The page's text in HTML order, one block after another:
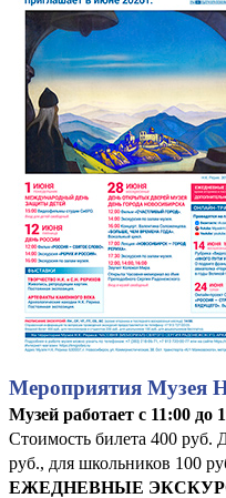
Мероприятия Музея
Музей работает с 11:00
Стоимость билета 400 руб.
руб., для школьников 100
ЕЖЕДНЕВНЫЕ